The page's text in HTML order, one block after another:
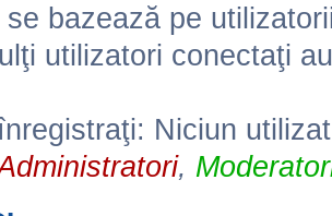
bazează pe
utilizatori conectaţi
Niciun
,